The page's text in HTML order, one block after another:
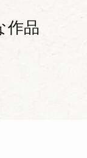
作品